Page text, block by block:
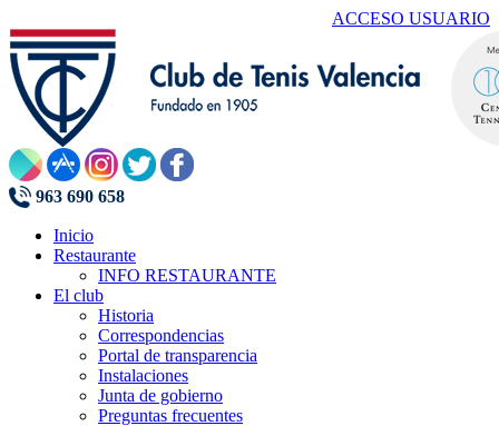
ACCESO USUARIO
963 690 658
Inicio
Restaurante
INFO RESTAURANTE
El club
Historia
Correspondencias
Portal de transparencia
Instalaciones
Junta de gobierno
Preguntas frecuentes